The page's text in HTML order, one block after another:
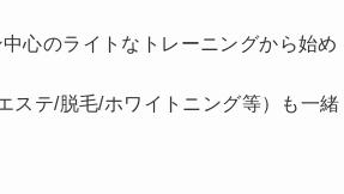
心のライトなトレーニングから始め
ステ/脱毛/ホワイトニング等）も一緒